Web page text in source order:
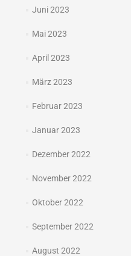
Juni 2023
Mai 2023
April 2023
März 2023
Februar 2023
Januar 2023
Dezember 2022
November 2022
Oktober 2022
September 2022
August 2022